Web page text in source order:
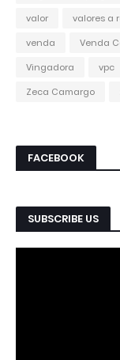
valor
valores a
venda
Venda
Vingadora
vpc
Zeca Camargo
FACEBOOK
SUBSCRIBE US